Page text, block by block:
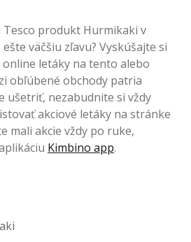
Tesco produkt Hurmikaki v
väčšiu zľavu? Vyskúšajte si
letáky na tento alebo
obľúbené obchody patria
ušetriť, nezabudnite si vždy
akciové letáky na stránke
mali akcie vždy po ruke,
Kimbino app.